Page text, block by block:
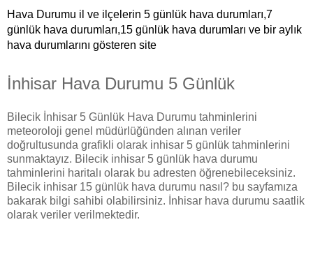
Hava Durumu il ve ilçelerin 5 günlük hava durumları,7
günlük hava durumları,15 günlük hava durumları ve bir aylık
hava durumlarını gösteren site
İnhisar Hava Durumu 5 Günlük
Bilecik İnhisar 5 Günlük Hava Durumu tahminlerini
meteoroloji genel müdürlüğünden alınan veriler
doğrultusunda grafikli olarak inhisar 5 günlük tahminlerini
sunmaktayız. Bilecik inhisar 5 günlük hava durumu
tahminlerini haritalı olarak bu adresten öğrenebileceksiniz.
Bilecik inhisar 15 günlük hava durumu nasıl? bu sayfamıza
bakarak bilgi sahibi olabilirsiniz. İnhisar hava durumu saatlik
olarak veriler verilmektedir.